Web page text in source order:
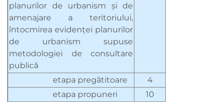
planurilor de urbanism şi de
amenajare a teritoriului,
întocmirea evidenţei planurilor
de urbanism supuse
metodologiei de consultare
publică
etapa pregătitoare
4
etapa propuneri
10